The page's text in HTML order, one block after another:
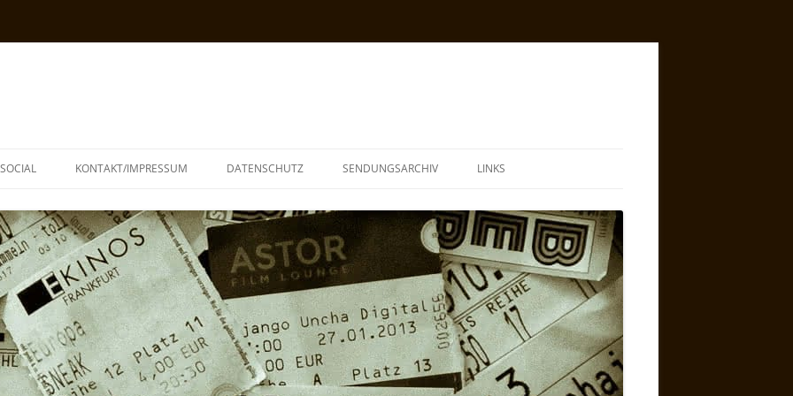
SOCIAL KONTAKT/IMPRESSUM DATENSCHUTZ SENDUNGSARCHIV LINKS